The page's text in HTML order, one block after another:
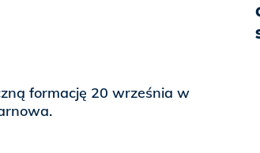
formację 20 września w